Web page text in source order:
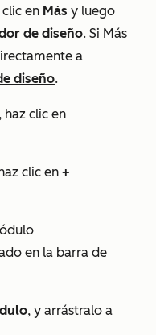
en Más y luego
de diseño. Si Más
a
diseño.
haz clic en
clic en +
en la barra de
, y arrástralo a